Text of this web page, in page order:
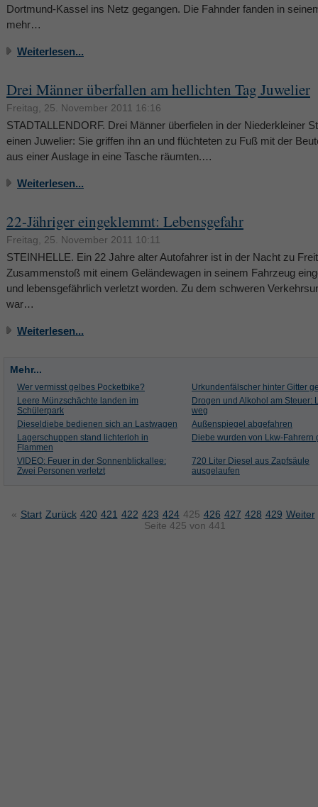
Dortmund-Kassel ins Netz gegangen. Die Fahnder fanden in
mehr…
Weiterlesen...
Drei Männer überfallen am hellichten Tag Juwelier
Freitag, 25. November 2011 16:16
STADTALLENDORF. Drei Männer überfielen in der Niederkleiner
einen Juwelier: Sie griffen ihn an und flüchteten zu Fuß mit der
aus einer Auslage in eine Tasche räumten.…
Weiterlesen...
22-Jähriger eingeklemmt: Lebensgefahr
Freitag, 25. November 2011 10:11
STEINHELLE. Ein 22 Jahre alter Autofahrer ist in der Nacht zu
Zusammenstoß mit einem Geländewagen in seinem Fahrzeug
und lebensgefährlich verletzt worden. Zu dem schweren
war…
Weiterlesen...
Mehr...
Wer vermisst gelbes Pocketbike?
Urkundenfälscher hinter Gitter
Leere Münzschächte landen im
Schülerpark
Drogen und Alkohol am Steuer:
weg
Dieseldiebe bedienen sich an Lastwagen
Außenspiegel abgefahren
Lagerschuppen stand lichterloh in
Flammen
Diebe wurden von Lkw-Fahrern
VIDEO: Feuer in der Sonnenblickallee:
Zwei Personen verletzt
720 Liter Diesel aus Zapfsäule
ausgelaufen
« Start Zurück 420 421 422 423 424 425 426 427 428 429 Weiter
Seite 425 von 441